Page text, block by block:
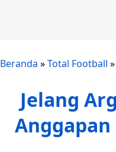
Beranda »Total Football »
Jelang